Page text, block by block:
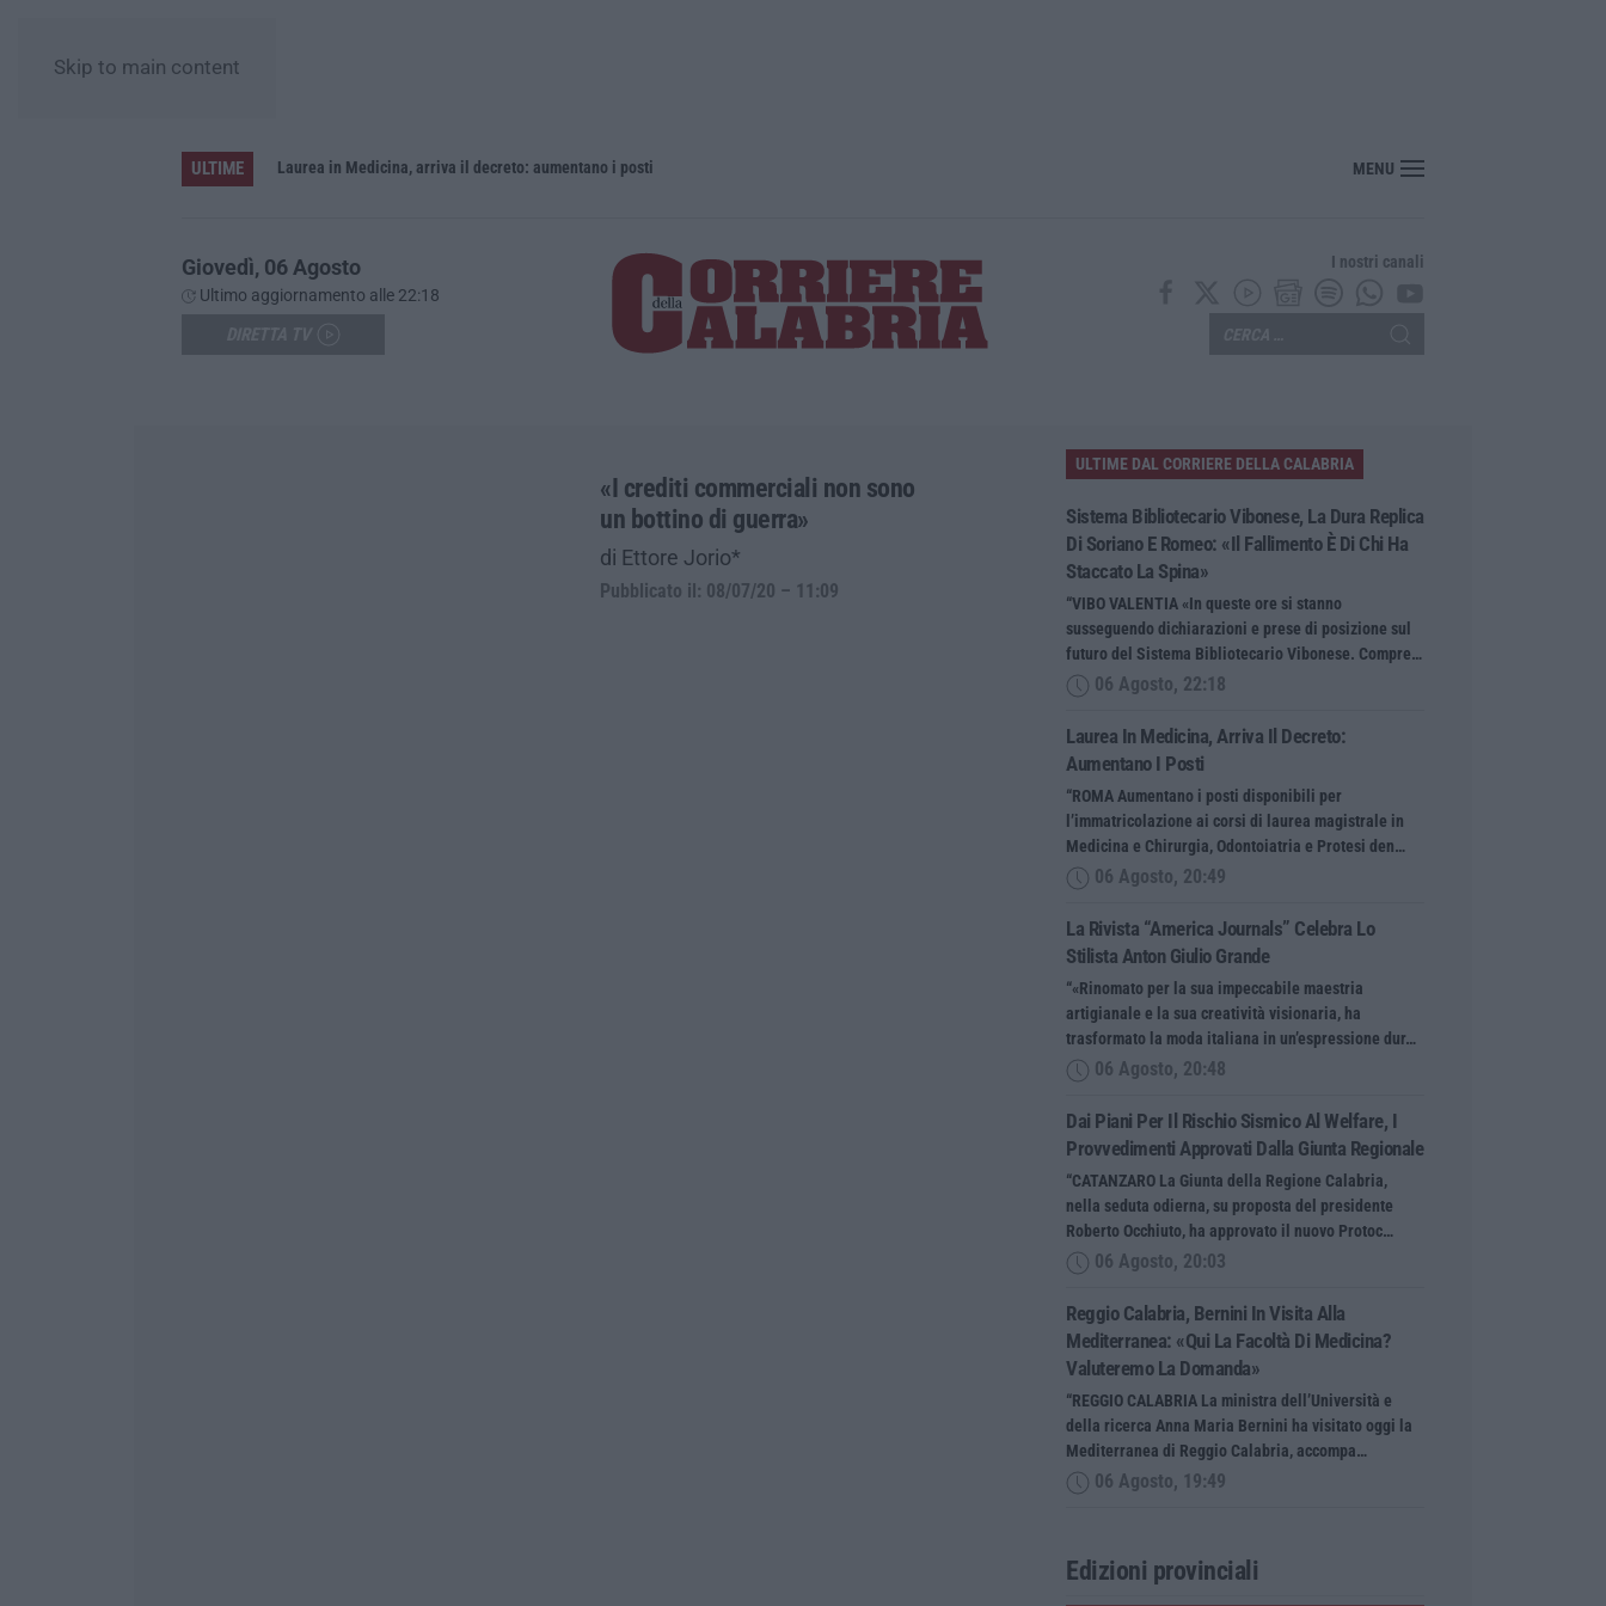
Skip to main content
ULTIME
Sistema bibliotecario vibonese, la dura replica di Soriano e Romeo: «Il fallimento è di chi ha staccato la spina» Laurea in Medicina, arriva il decreto: aumentano i posti La rivista “America Journals” celebra lo stilista Anton Giulio Grande
MENU
Giovedì, 06 Agosto
Ultimo aggiornamento alle 22:18
I nostri canali
«I crediti commerciali non sono
un bottino di guerra»
di Ettore Jorio*
Pubblicato il: 08/07/20 – 11:09
ULTIME DAL CORRIERE DELLA CALABRIA
Sistema Bibliotecario Vibonese, La Dura Replica
Di Soriano E Romeo: «Il Fallimento È Di Chi Ha
Staccato La Spina»
“VIBO VALENTIA «In queste ore si stanno
susseguendo dichiarazioni e prese di posizione sul
futuro del Sistema Bibliotecario Vibonese. Compre…
06 Agosto, 22:18
Laurea In Medicina, Arriva Il Decreto:
Aumentano I Posti
“ROMA Aumentano i posti disponibili per
l’immatricolazione ai corsi di laurea magistrale in
Medicina e Chirurgia, Odontoiatria e Protesi den…
06 Agosto, 20:49
La Rivista “America Journals” Celebra Lo
Stilista Anton Giulio Grande
“«Rinomato per la sua impeccabile maestria
artigianale e la sua creatività visionaria, ha
trasformato la moda italiana in un’espressione dur…
06 Agosto, 20:48
Dai Piani Per Il Rischio Sismico Al Welfare, I
Provvedimenti Approvati Dalla Giunta Regionale
“CATANZARO La Giunta della Regione Calabria,
nella seduta odierna, su proposta del presidente
Roberto Occhiuto, ha approvato il nuovo Protoc…
06 Agosto, 20:03
Reggio Calabria, Bernini In Visita Alla
Mediterranea: «Qui La Facoltà Di Medicina?
Valuteremo La Domanda»
“REGGIO CALABRIA La ministra dell’Università e
della ricerca Anna Maria Bernini ha visitato oggi la
Mediterranea di Reggio Calabria, accompa…
06 Agosto, 19:49
Edizioni provinciali